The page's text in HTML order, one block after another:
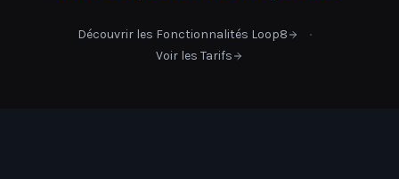
Découvrir les Fonctionnalités Loop8 ·
Voir les Tarifs